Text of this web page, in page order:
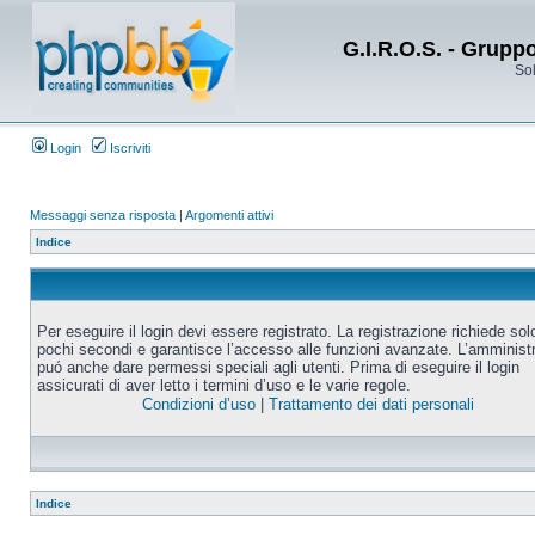
G.I.R.O.S. -
Login Iscriviti
Messaggi senza risposta | Argomenti attivi
Indice
Per eseguire il login devi essere registrato. La registrazione richiede
pochi secondi e garantisce l’accesso alle funzioni avanzate.
puó anche dare permessi speciali agli utenti. Prima di eseguire il login
assicurati di aver letto i termini d’uso e le varie regole.
Condizioni d’uso| Trattamento dei dati personali
Indice